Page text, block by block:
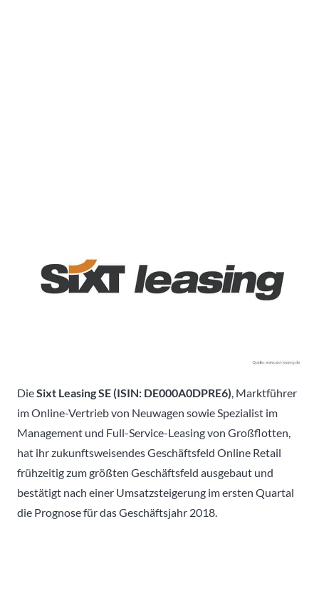
DieSixt Leasing SE (ISIN: DE000A0DPRE6), Marktführer
im Online-Vertrieb von Neuwagen sowie Spezialist im
Management und Full-Service-Leasing von Großflotten,
hat ihr zukunftsweisendes Geschäftsfeld Online Retail
frühzeitig zum größten Geschäftsfeld ausgebaut und
bestätigt nach einer Umsatzsteigerung im ersten Quartal
die Prognose für das Geschäftsjahr 2018.